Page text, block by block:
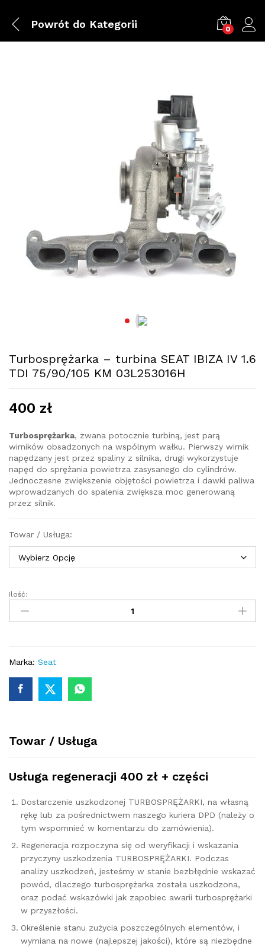
Powrót do Kategorii 0
Turbosprężarka – turbina SEAT IBIZA IV 1.6
TDI 75/90/105 KM 03L253016H
400 zł
Turbosprężarka, zwana potocznie turbiną, jest parą
wirników obsadzonych na wspólnym wałku. Pierwszy wirnik
napędzany jest przez spaliny z silnika, drugi wykorzystuje
napęd do sprężania powietrza zasysanego do cylindrów.
Jednoczesne zwiększenie objętości powietrza i dawki paliwa
wprowadzanych do spalenia zwiększa moc generowaną
przez silnik.
Towar / Usługa:
Turbosprężarka
turbina
IBIZA
IV
TDI
75/90/105
quantity
Ilość:
Marka: Seat
Towar / Usługa
Usługa regeneracji 400 zł + części
Dostarczenie uszkodzonej TURBOSPRĘŻARKI, na własną
rękę lub za pośrednictwem naszego kuriera DPD (należy o
tym wspomnieć w komentarzu do zamówienia).
Regeneracja rozpoczyna się od weryfikacji i wskazania
przyczyny uszkodzenia TURBOSPRĘŻARKI. Podczas
analizy uszkodzeń, jesteśmy w stanie bezbłędnie wskazać
powód, dlaczego turbosprężarka została uszkodzona,
oraz podać wskazówki jak zapobiec awarii turbosprężarki
w przyszłości.
Określenie stanu zużycia poszczególnych elementów, i
wymiana na nowe (najlepszej jakości), które są niezbędne